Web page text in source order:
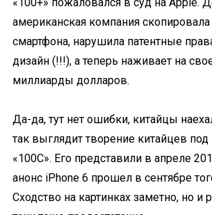
американская компания
смартфона, нарушила патентные
дизайн (!!!), а теперь наживает на
миллиарды долларов.
Да-да, тут нет ошибки, китайцы
так выглядит творение китайцев
«100C». Его представили в апреле
анонс iPhone 6 прошел в сентябре
Сходство на картинках заметно, но и